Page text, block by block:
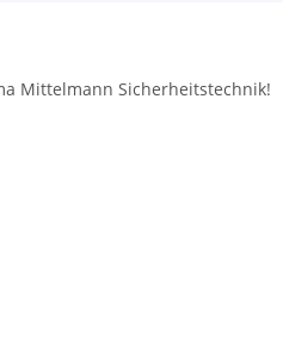
Mittelmann Sicherheitstechnik!